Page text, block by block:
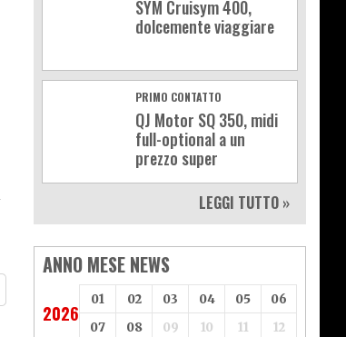
SYM Cruisym 400,
dolcemente viaggiare
PRIMO CONTATTO
QJ Motor SQ 350, midi
full-optional a un
prezzo super
LEGGI TUTTO »
ANNO MESE NEWS
2026
01 02 03 04 05
06
07
08 09 10 11 12